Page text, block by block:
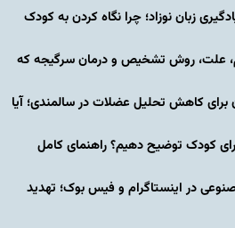
زبان نوزاد؛ چرا نگاه کردن به کودک
علت، روش تشخیص و درمان سرگیجه که
کاهش تحلیل عضلات در سالمندی؛ آیا
کودک توضیح دهیم؟ راهنمای کامل
در اینستاگرام و فیس بوک؛ تهدید